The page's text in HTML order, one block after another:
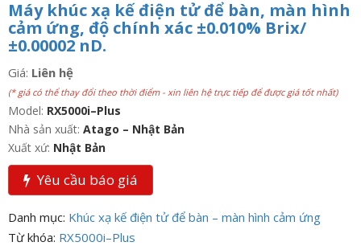
Máy khúc xạ kế điện tử để bàn, màn hình
cảm ứng, độ chính xác ±0.010% Brix/
±0.00002 nD.
Giá: Liên hệ
(* giá có thể thay đổi theo thời điểm - xin liên hệ trực tiếp để được giá tốt nhất)
Model: RX5000i–Plus
Nhà sản xuất: Atago – Nhật Bản
Xuất xứ: Nhật Bản
Yêu cầu báo giá
Danh mục: Khúc xạ kế điện tử để bàn – màn hình cảm ứng
Từ khóa: RX5000i–Plus